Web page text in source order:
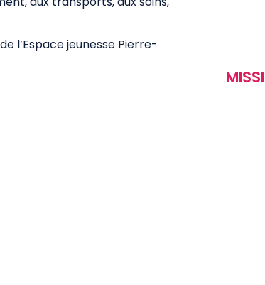
l’Espace jeunesse Pierre-